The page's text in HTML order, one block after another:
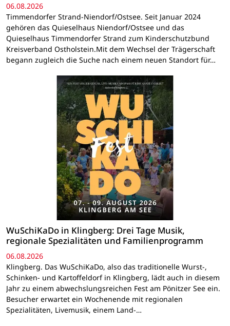
06.08.2026
Timmendorfer Strand-Niendorf/Ostsee. Seit Januar 2024
gehören das Quieselhaus Niendorf/Ostsee und das
Quieselhaus Timmendorfer Strand zum Kinderschutzbund
Kreisverband Ostholstein.Mit dem Wechsel der Trägerschaft
begann zugleich die Suche nach einem neuen Standort für…
WuSchiKaDo in Klingberg: Drei Tage Musik,
regionale Spezialitäten und Familienprogramm
06.08.2026
Klingberg. Das WuSchiKaDo, also das traditionelle Wurst-,
Schinken- und Kartoffeldorf in Klingberg, lädt auch in diesem
Jahr zu einem abwechslungsreichen Fest am Pönitzer See ein.
Besucher erwartet ein Wochenende mit regionalen
Spezialitäten, Livemusik, einem Land-…